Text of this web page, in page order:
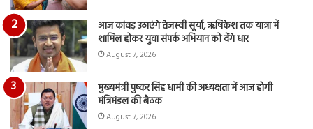
आज कांवड़ उठाएंगे तेजस्वी सूर्या, ऋषिकेश तक यात्रा में
शामिल होकर युवा संपर्क अभियान को देंगे धार
August 7, 2026
मुख्यमंत्री पुष्कर सिंह धामी की अध्यक्षता में आज होगी
मंत्रिमंडल की बैठक
August 7, 2026